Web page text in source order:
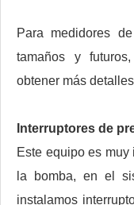
Para medidores
tamaños y
obtener más
Interruptores de
Este equipo es
la bomba, en el
instalamos